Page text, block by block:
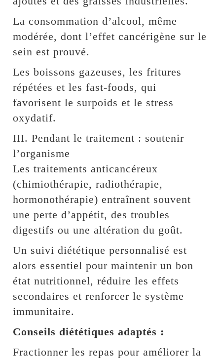
La consommation d’alcool, même
modérée, dont l’effet cancérigène sur le
sein est prouvé.
Les boissons gazeuses, les fritures
répétées et les fast-foods, qui
favorisent le surpoids et le stress
oxydatif.
III. Pendant le traitement : soutenir
l’organisme
Les traitements anticancéreux
(chimiothérapie, radiothérapie,
hormonothérapie) entraînent souvent
une perte d’appétit, des troubles
digestifs ou une altération du goût.
Un suivi diététique personnalisé est
alors essentiel pour maintenir un bon
état nutritionnel, réduire les effets
secondaires et renforcer le système
immunitaire.
Conseils diététiques adaptés :
Fractionner les repas pour améliorer la